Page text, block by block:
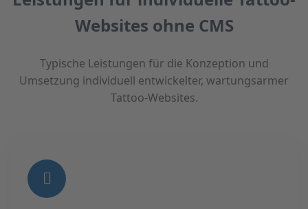
Websites ohne CMS
Typische Leistungen für die Konzeption und
Umsetzung individuell entwickelter, wartungsarmer
Tattoo-Websites.